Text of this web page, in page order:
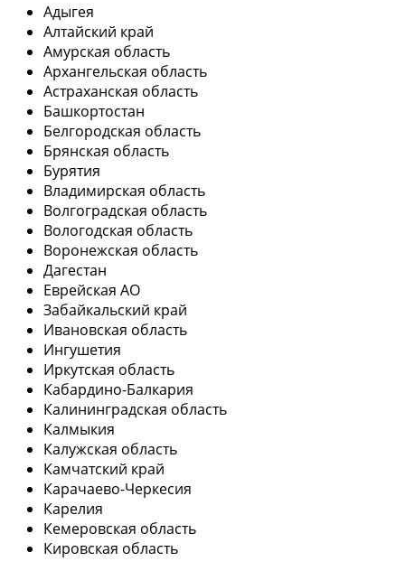
Адыгея
Алтайский край
Амурская область
Архангельская область
Астраханская область
Башкортостан
Белгородская область
Брянская область
Бурятия
Владимирская область
Волгоградская область
Вологодская область
Воронежская область
Дагестан
Еврейская АО
Забайкальский край
Ивановская область
Ингушетия
Иркутская область
Кабардино-Балкария
Калининградская область
Калмыкия
Калужская область
Камчатский край
Карачаево-Черкесия
Карелия
Кемеровская область
Кировская область